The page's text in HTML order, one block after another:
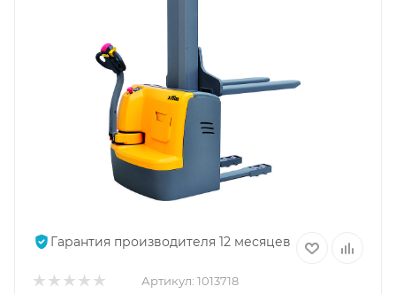
Гарантия производителя 12 месяцев
Артикул: 1013718